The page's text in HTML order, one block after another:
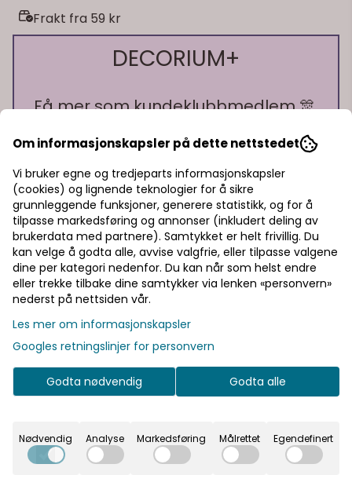
Frakt fra 59 kr
DECORIUM+
Få mer som kundeklubbmedlem 🎊
🎁 10% bonus på alt du handler!
🎁 15% rabatt på ett kjøp
🎁 Gratis frakt over 700 kr
Pst! Husk å logge inn!
Bli medlem - få gratis frakt fra 700 kr
Informasjon
En myk rosatone på bordet. Fint når du vil gjøre det
litt varmere. Når du vil dekke opp uten å bruke tid på
detaljer. Den rosa tonen passer godt sammen med
40 cm - Antall: 15 stk - Materiale: Papir (3-lags, FSC-
sertifisert) - Serie: Elegance
På lager På lager
Om informasjonskapsler på dette nettstedet
Vi bruker egne og tredjeparts informasjonskapsler
(cookies) og lignende teknologier for å sikre
grunnleggende funksjoner, generere statistikk, og for å
tilpasse markedsføring og annonser (inkludert deling av
brukerdata med partnere). Samtykket er helt frivillig. Du
kan velge å godta alle, avvise valgfrie, eller tilpasse valgene
dine per kategori nedenfor. Du kan når som helst endre
eller trekke tilbake dine samtykker via lenken «personvern»
nederst på nettsiden vår.
Les mer om informasjonskapsler
Googles retningslinjer for personvern
Godta nødvendig Godta alle
Nødvendig Analyse Markedsføring Målrettet Egendefinert